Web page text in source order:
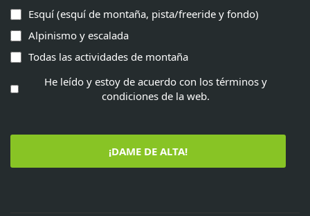
Esquí (esquí de montaña, pista/freeride y fondo)
Alpinismo y escalada
Todas las actividades de montaña
He leído y estoy de acuerdo con los términos y
condiciones de la web.
¡DAME DE ALTA!